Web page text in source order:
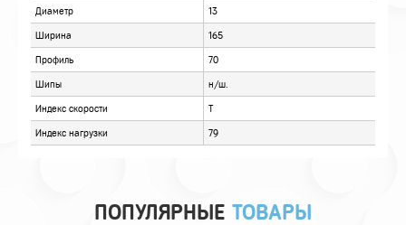
ПОПУЛЯРНЫЕ ТОВАРЫ